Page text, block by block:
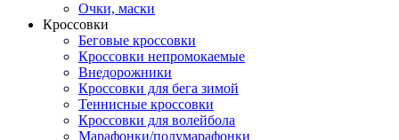
Очки, маски
Кроссовки
Беговые кроссовки
Кроссовки непромокаемые
Внедорожники
Кроссовки для бега зимой
Теннисные кроссовки
Кроссовки для волейбола
Марафонки/полумарафонки